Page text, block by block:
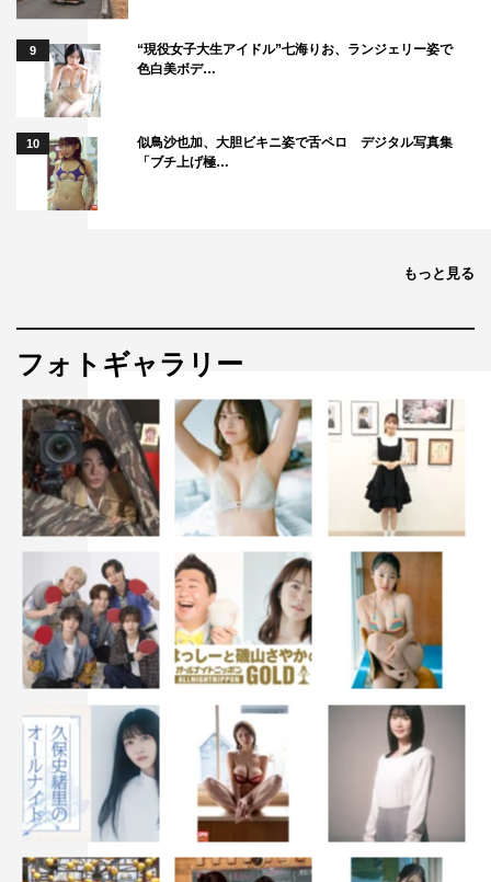
9
“現役女子大生アイドル”七海りお、ランジェリー姿で
色白美ボデ…
10
似鳥沙也加、大胆ビキニ姿で舌ペロ デジタル写真集
「ブチ上げ極…
もっと見る
フォトギャラリー